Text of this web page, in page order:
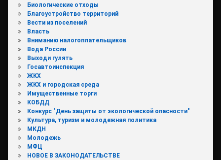
Биологические отходы
Благоустройство территорий
Вести из поселений
Власть
Вниманию налогоплательщиков
Вода России
Выходи гулять
Госавтоинспекция
ЖКХ
ЖКХ и городская среда
Имущественные торги
КОБДД
Конкурс "День защиты от экологической опасности"
Культура, туризм и молодежная политика
МКДН
Молодежь
МФЦ
НОВОЕ В ЗАКОНОДАТЕЛЬСТВЕ